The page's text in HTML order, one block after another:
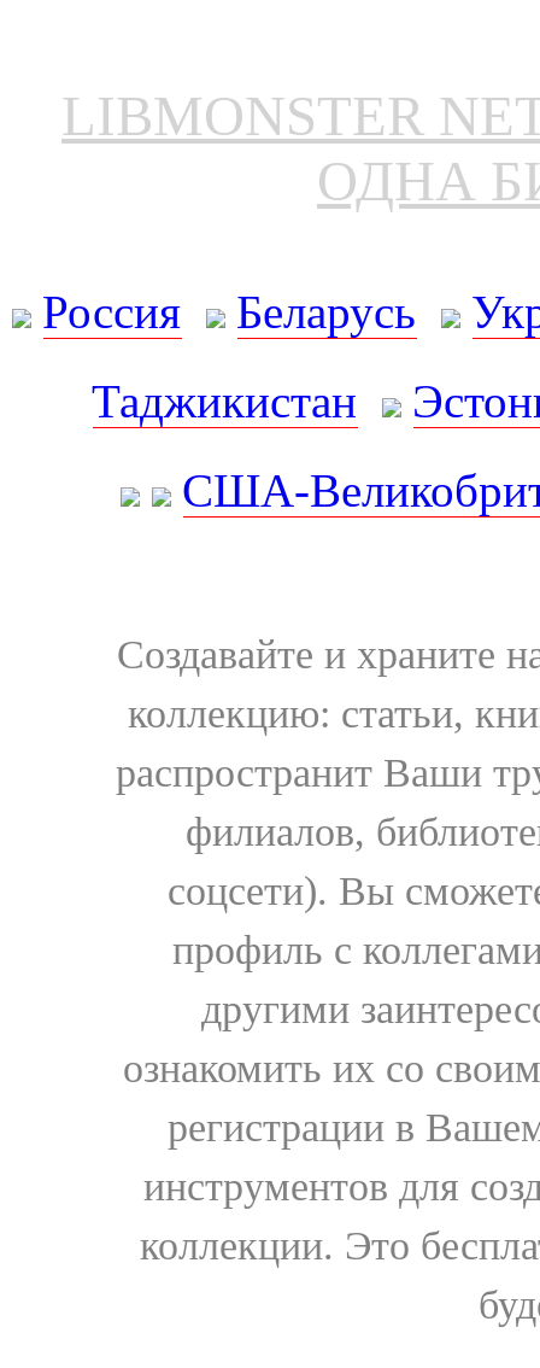
LIBMONSTER
ОДНА
Россия Беларусь
Таджикистан
США-
Создавайте и храните
коллекцию: статьи,
распространит Ваши
филиалов,
соцсети). Вы
профиль с
другими
ознакомить их со
регистрации в
инструментов для
коллекции. Это